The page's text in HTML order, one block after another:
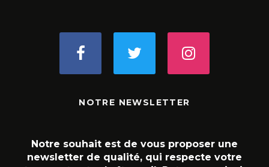
NOTRE NEWSLETTER
Notre souhait est de vous proposer une
newsletter de qualité, qui respecte votre